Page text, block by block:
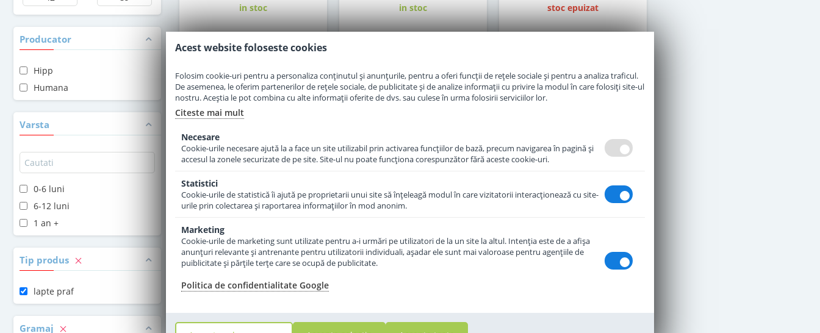
Producator
Hipp
Humana
Varsta
0-6 luni
6-12 luni
1 an +
Tip produs
lapte praf
Gramaj
in stoc
87,00 Lei
Adauga in cos
in stoc
Adauga in cos
stoc epuizat
Momentan Indisponibil
Acest website foloseste cookies
Folosim cookie-uri pentru a personaliza conținutul și anunțurile, pentru a oferi funcții de rețele sociale și pentru a analiza traficul.
De asemenea, le oferim partenerilor de rețele sociale, de publicitate și de analize informații cu privire la modul în care folosiți site-ul
nostru. Aceștia le pot combina cu alte informații oferite de dvs. sau culese în urma folosirii serviciilor lor.
Citeste mai mult
Necesare
Cookie-urile necesare ajută la a face un site utilizabil prin activarea funcţiilor de bază, precum navigarea în pagină şi
accesul la zonele securizate de pe site. Site-ul nu poate funcţiona corespunzător fără aceste cookie-uri.
Statistici
Cookie-urile de statistică îi ajută pe proprietarii unui site să înţeleagă modul în care vizitatorii interacţionează cu site-
urile prin colectarea şi raportarea informaţiilor în mod anonim.
Marketing
Cookie-urile de marketing sunt utilizate pentru a-i urmări pe utilizatori de la un site la altul. Intenţia este de a afişa
anunţuri relevante şi antrenante pentru utilizatorii individuali, aşadar ele sunt mai valoroase pentru agenţiile de
puiblicitate şi părţile terţe care se ocupă de publicitate.
Politica de confidentialitate Google